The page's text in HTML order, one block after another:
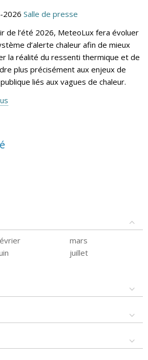
2026 Salle de presse
de l’été 2026, MeteoLux fera évoluer
d’alerte chaleur afin de mieux
la réalité du ressenti thermique et de
plus précisément aux enjeux de
liés aux vagues de chaleur.
mars
juillet